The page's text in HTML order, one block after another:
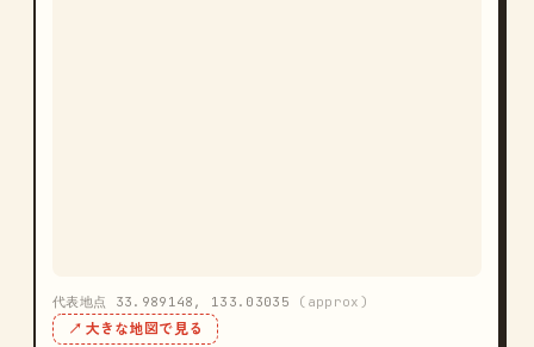
代表地点 33.989148, 133.03035 (approx)
↗ 大きな地図で見る